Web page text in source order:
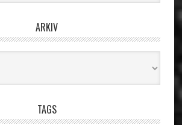
ARKIV
TAGS